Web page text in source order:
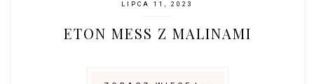
LIPCA 11, 2023
ETON MESS Z MALINAMI